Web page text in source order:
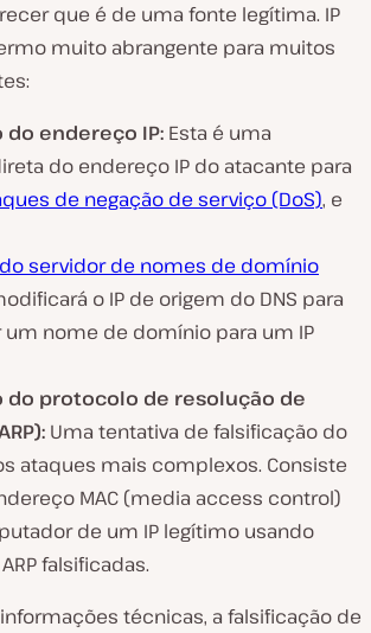
que é de uma fonte legítima. IP
muito abrangente para muitos
do endereço IP: Esta é uma
do endereço IP do atacante para
de negação de serviço (DoS), e
servidor de nomes de domínio
o IP de origem do DNS para
nome de domínio para um IP
do protocolo de resolução de
Uma tentativa de falsificação do
ataques mais complexos. Consiste
MAC (media access control)
de um IP legítimo usando
falsificadas.
técnicas, a falsificação de